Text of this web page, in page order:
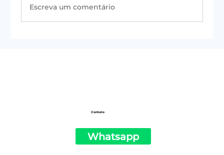
Escreva um comentário
Contato
Whatsapp